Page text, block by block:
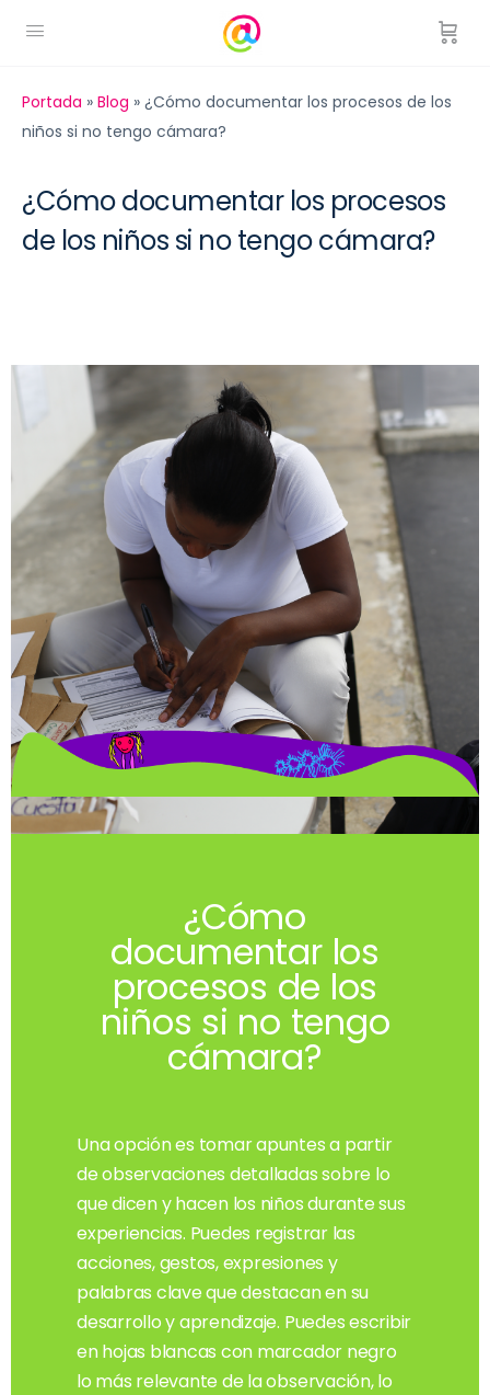
Portada » Blog » ¿Cómo documentar los procesos de los
niños si no tengo cámara?
¿Cómo documentar los procesos
de los niños si no tengo cámara?
¿Cómo
documentar los
procesos de los
niños si no tengo
cámara?
Una opción es tomar apuntes a partir
de observaciones detalladas sobre lo
que dicen y hacen los niños durante sus
experiencias. Puedes registrar las
acciones, gestos, expresiones y
palabras clave que destacan en su
desarrollo y aprendizaje. Puedes escribir
en hojas blancas con marcador negro
lo más relevante de la observación, lo